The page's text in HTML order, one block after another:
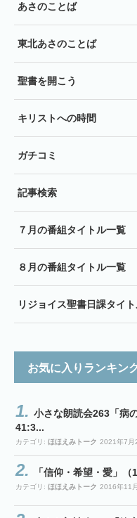
あさのことば
東北あさのことば
聖書を開こう
キリストへの時間
ガチコミ
記事検索
７月の番組タイトル一覧
８月の番組タイトル一覧
リジョイス聖書日課タイ
お気に入りランキン
小さな朗読会263「病
41:3...
カテゴリ: ほほえみトーク 2021年7月
「信仰・希望・愛」（
カテゴリ: ほほえみトーク 2016年11